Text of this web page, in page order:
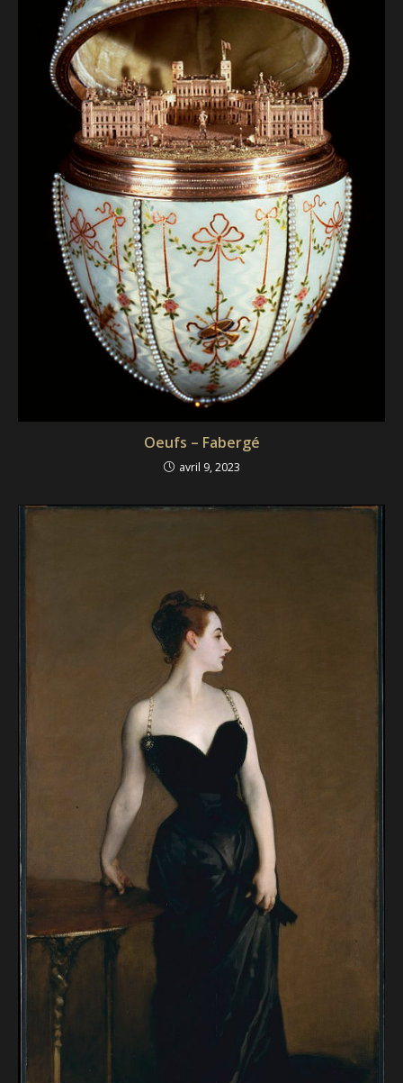
Oeufs – Fabergé
avril 9, 2023